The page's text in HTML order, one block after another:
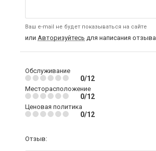
Ваш e-mail не будет показываться на сайте
или Авторизуйтесь для написания отзыва
Обслуживание
0/12
Месторасположение
0/12
Ценовая политика
0/12
Отзыв: